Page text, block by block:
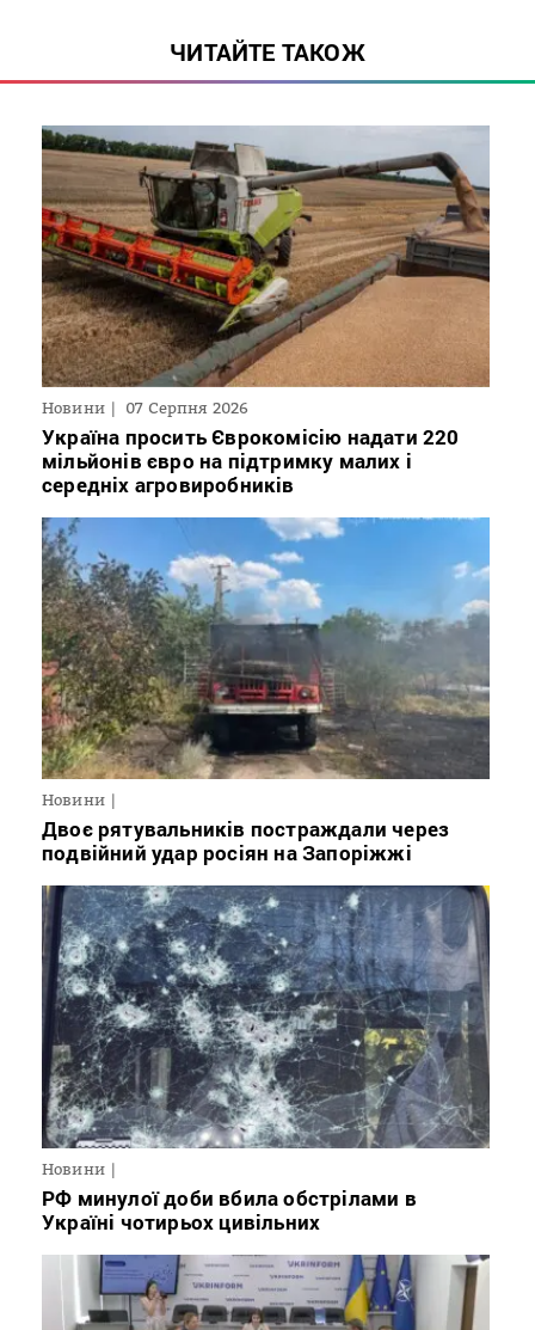
ЧИТАЙТЕ ТАКОЖ
Новини 07 Серпня 2026
Україна просить Єврокомісію надати 220
мільйонів євро на підтримку малих і
середніх агровиробників
Новини
Двоє рятувальників постраждали через
подвійний удар росіян на Запоріжжі
Новини
РФ минулої доби вбила обстрілами в
Україні чотирьох цивільних